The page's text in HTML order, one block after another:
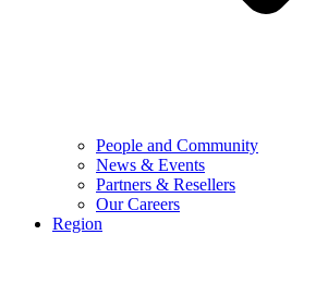
People and Community
News & Events
Partners & Resellers
Our Careers
Region